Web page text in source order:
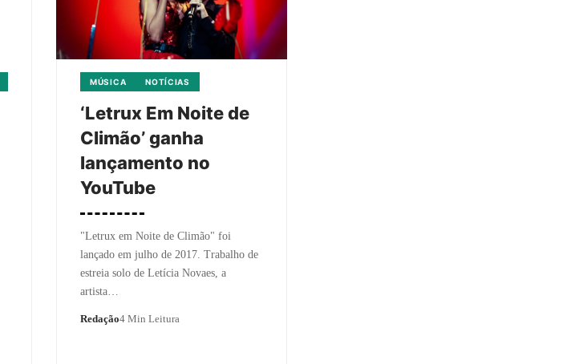
MÚSICA NOTÍCIAS
‘Letrux Em Noite de
Climão’ ganha
lançamento no
YouTube
"Letrux em Noite de Climão" foi
lançado em julho de 2017. Trabalho de
estreia solo de Letícia Novaes, a
artista…
Redação4 Min Leitura